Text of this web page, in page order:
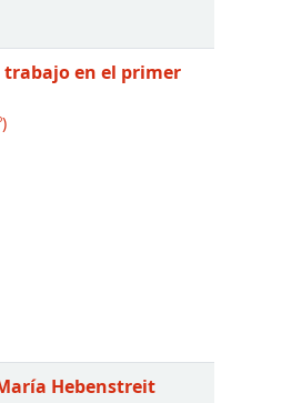
trabajo en el primer
Hebenstreit